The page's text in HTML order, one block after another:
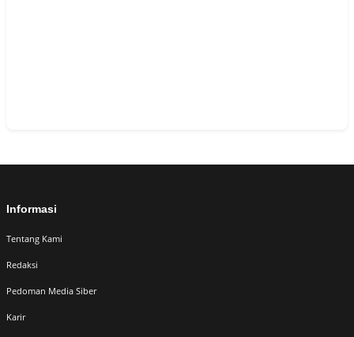
Informasi
Tentang Kami
Redaksi
Pedoman Media Siber
Karir